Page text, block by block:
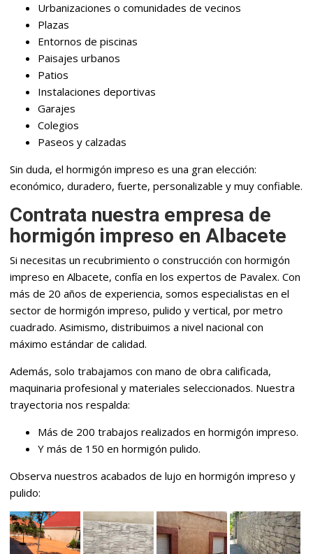
Urbanizaciones o comunidades de vecinos
Plazas
Entornos de piscinas
Paisajes urbanos
Patios
Instalaciones deportivas
Garajes
Colegios
Paseos y calzadas
Sin duda, el hormigón impreso es una gran elección:
económico, duradero, fuerte, personalizable y muy confiable.
Contrata nuestra empresa de
hormigón impreso en Albacete
Si necesitas un recubrimiento o construcción con hormigón
impreso en Albacete, confía en los expertos de Pavalex. Con
más de 20 años de experiencia, somos especialistas en el
sector de hormigón impreso, pulido y vertical, por metro
cuadrado. Asimismo, distribuimos a nivel nacional con
máximo estándar de calidad.
Además, solo trabajamos con mano de obra calificada,
maquinaria profesional y materiales seleccionados. Nuestra
trayectoria nos respalda:
Más de 200 trabajos realizados en hormigón impreso.
Y más de 150 en hormigón pulido.
Observa nuestros acabados de lujo en hormigón impreso y
pulido: